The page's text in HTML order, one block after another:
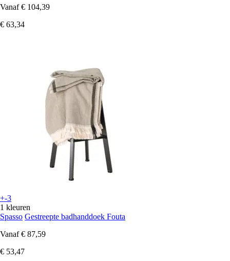
Vanaf € 104,39
€ 63,34
+-3
1 kleuren
Spasso Gestreepte badhanddoek Fouta
Vanaf € 87,59
€ 53,47